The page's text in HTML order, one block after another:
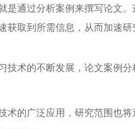
是通过分析案例来撰写论文
取到所需信息，从而加速研
技术的不断发展，论文案例
术的广泛应用，研究范围也